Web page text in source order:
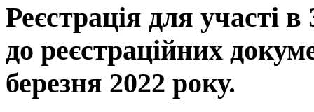
Реєстрація для участі
до реєстраційних
березня 2022 року.